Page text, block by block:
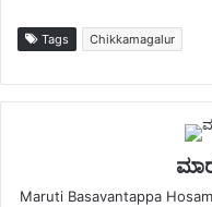
Tags Chikkamagalur
Maruti Basavantappa